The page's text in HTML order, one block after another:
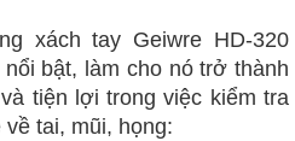
xách tay Geiwre HD-320
bật, làm cho nó trở thành
tiện lợi trong việc kiểm tra
tai, mũi, họng: